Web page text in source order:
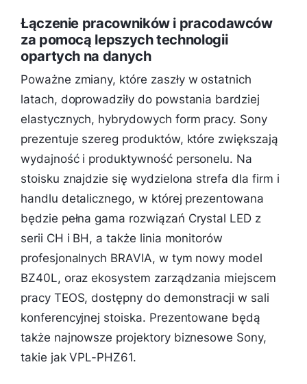
Łączenie pracowników i pracodawców
za pomocą lepszych technologii
opartych na danych ​
Poważne zmiany, które zaszły w ostatnich
latach, doprowadziły do powstania bardziej
elastycznych, hybrydowych form pracy. Sony
prezentuje szereg produktów, które zwiększają
wydajność i produktywność personelu. Na
stoisku znajdzie się wydzielona strefa dla firm i
handlu detalicznego, w której prezentowana
będzie pełna gama rozwiązań Crystal LED z
serii CH i BH, a także linia monitorów
profesjonalnych BRAVIA, w tym nowy model
BZ40L, oraz ekosystem zarządzania miejscem
pracy TEOS, dostępny do demonstracji w sali
konferencyjnej stoiska. Prezentowane będą
także najnowsze projektory biznesowe Sony,
takie jak VPL-PHZ61.